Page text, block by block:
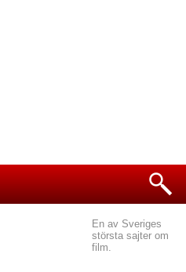
En av Sveriges
största sajter om
film.